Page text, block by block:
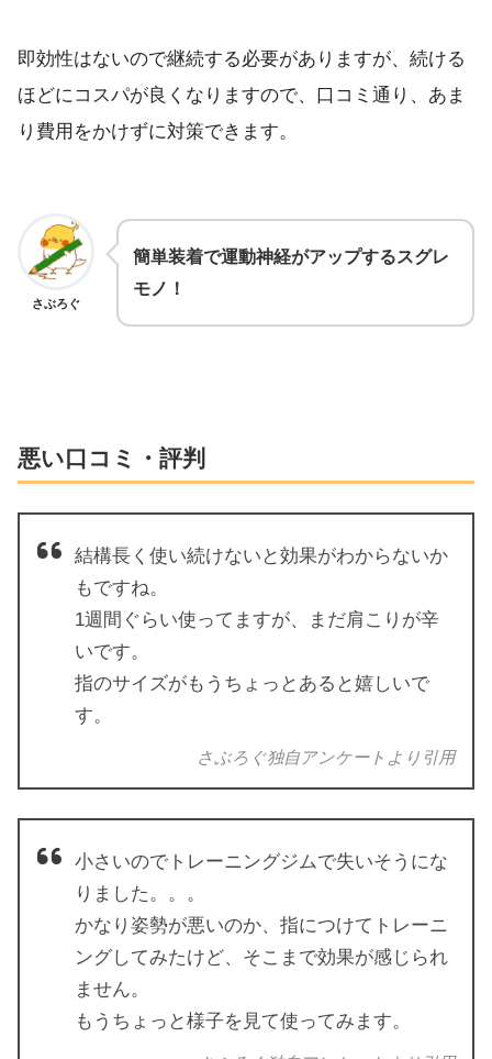
即効性はないので継続する必要がありますが、続ける
ほどにコスパが良くなりますので、口コミ通り、あま
り費用をかけずに対策できます。
さぶろぐ
簡単装着で運動神経がアップするスグレ
モノ！
悪い口コミ・評判
結構長く使い続けないと効果がわからないか
もですね。
1週間ぐらい使ってますが、まだ肩こりが辛
いです。
指のサイズがもうちょっとあると嬉しいで
す。
さぶろぐ独自アンケートより引用
小さいのでトレーニングジムで失いそうにな
りました。。。
かなり姿勢が悪いのか、指につけてトレーニ
ングしてみたけど、そこまで効果が感じられ
ません。
もうちょっと様子を見て使ってみます。